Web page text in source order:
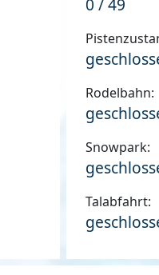
0 / 49
Rodelbahn:
Snowpark:
Talabfahrt: